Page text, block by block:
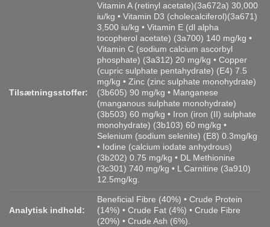
Tilsætningsstoffer:
Vitamin A (retinyl acetate)(3a672a) 30,000
iu/kg • Vitamin D3 (cholecalciferol)(3a671)
3,500 iu/kg • Vitamin E (dl alpha
tocopherol acetate) (3a700) 140 mg/kg •
Vitamin C (sodium calcium ascorbyl
phosphate) (3a312) 20 mg/kg • Copper
(cupric sulphate pentahydrate) (E4) 7.5
mg/kg • Zinc (zinc sulphate monohydrate)
(3b605) 90 mg/kg • Manganese
(manganous sulphate monohydrate)
(3b503) 60 mg/kg • Iron (iron (II) sulphate
monohydrate) (3b103) 60 mg/kg •
Selenium (sodium selenite) (E8) 0.3mg/kg
• Iodine (calcium iodate anhydrous)
(3b202) 0.75 mg/kg • DL Methionine
(3c301) 740 mg/kg • L Carnitine (3a910)
12.5mg/kg.
Analytisk indhold:
Beneficial Fibre (40%) • Crude Protein
(14%) • Crude Fat (4%) • Crude Fibre
(20%) • Crude Ash (6%).